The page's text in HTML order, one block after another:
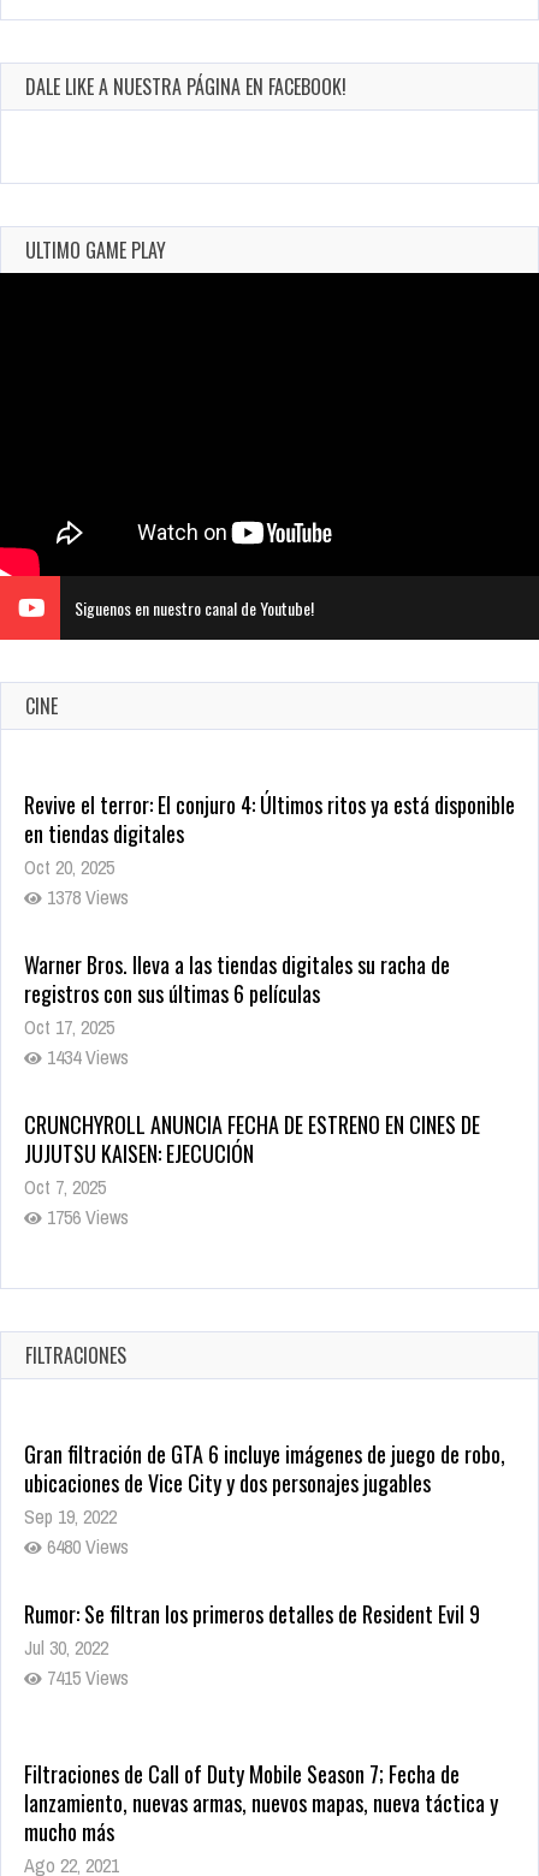
DALE LIKE A NUESTRA PÁGINA EN FACEBOOK!
ULTIMO GAME PLAY
Siguenos en nuestro canal de Youtube!
CINE
Revive el terror: El conjuro 4: Últimos ritos ya está disponible
en tiendas digitales
Oct 20, 2025
Warner Bros. lleva a las tiendas digitales su racha de
registros con sus últimas 6 películas
Oct 17, 2025
1434 Views
CRUNCHYROLL ANUNCIA FECHA DE ESTRENO EN CINES DE
JUJUTSU KAISEN: EJECUCIÓN
Oct 7, 2025
1756 Views
5 Películas de Terror Basadas en la Vida Real que te Helarán
la Sangre
Oct 22, 2025
1336 Views
FILTRACIONES
Gran filtración de GTA 6 incluye imágenes de juego de robo,
ubicaciones de Vice City y dos personajes jugables
Sep 19, 2022
6480 Views
Rumor: Se filtran los primeros detalles de Resident Evil 9
Jul 30, 2022
7415 Views
Filtraciones de Call of Duty Mobile Season 7; Fecha de
lanzamiento, nuevas armas, nuevos mapas, nueva táctica y
mucho más
Ago 22, 2021